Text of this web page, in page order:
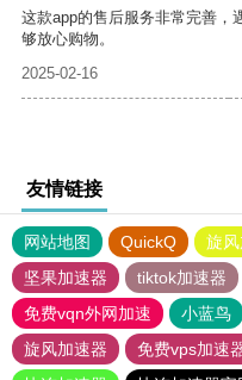
这款app的售后服务非常完善，
够放心购物。
2025-02-16
友情链接
网站地图 QuickQ 旋
坚果加速器
tiktok加速器
免费vqn外网加速
小蓝鸟
旋风加速器
免费vps加速